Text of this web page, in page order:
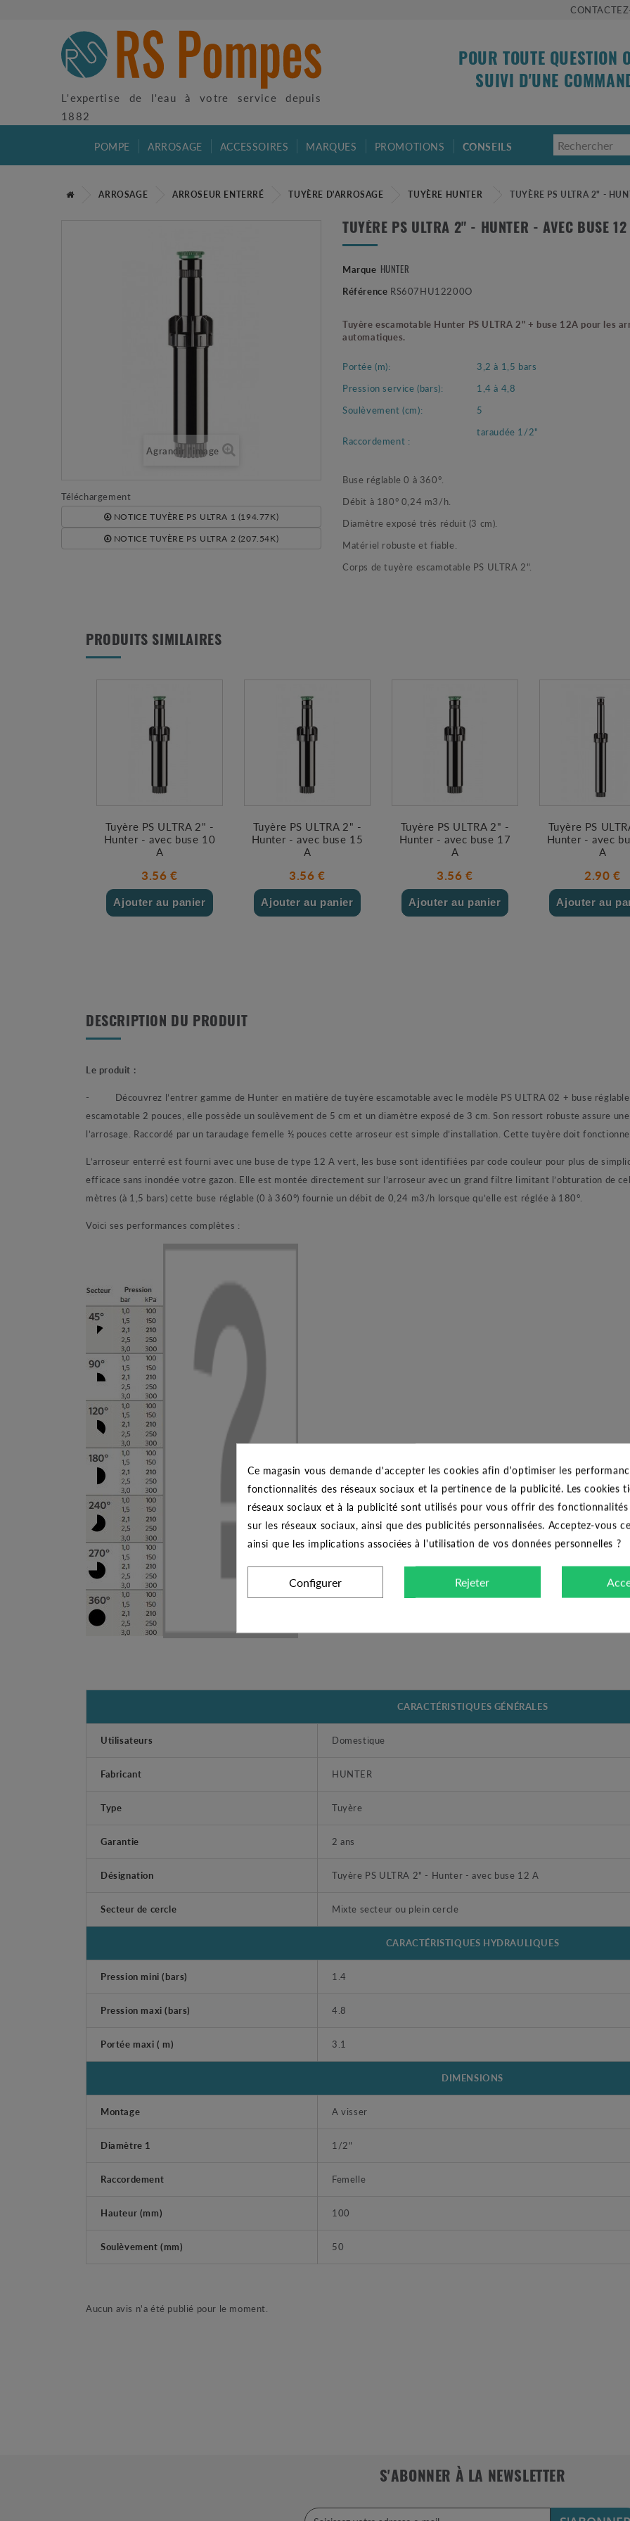
L'expertise de l'eau à votre service depuis
1882
POUR TOUTE QUESTION
SUIVI D'UNE
POMPE ARROSAGE ACCESSOIRES MARQUES PROMOTIONS CONSEILS
ARROSAGE ARROSEUR ENTERRÉ TUYÈRE D'ARROSAGE TUYÈRE HUNTER TUYÈRE PS ULTRA 2" -
Agrandir l'image
Téléchargement
NOTICE TUYÈRE PS ULTRA 1 (194.77K)
NOTICE TUYÈRE PS ULTRA 2 (207.54K)
TUYÈRE PS ULTRA 2" - HUNTER - AVEC BUSE 12
Marque HUNTER
Référence RS607HU12200O
Tuyère escamotable Hunter PS ULTRA 2" + buse 12A pour les
automatiques.
Portée (m):
3,2 à 1,5 bars
Pression service (bars):
1,4 à 4,8
Soulèvement (cm):
5
Raccordement :
taraudée 1/2"
Buse réglable 0 à 360°.
Débit à 180° 0,24 m3/h.
Diamètre exposé très réduit (3 cm).
Matériel robuste et fiable.
Corps de tuyère escamotable PS ULTRA 2".
PRODUITS SIMILAIRES
Tuyère PS ULTRA 2" -
Hunter - avec buse 10
A
3.56 €
Ajouter au panier
Tuyère PS ULTRA 2" -
Hunter - avec buse 15
A
3.56 €
Ajouter au panier
Tuyère PS ULTRA 2" -
Hunter - avec buse 17
A
3.56 €
Ajouter au panier
Tuyère PS
Hunter - avec
A
2.90 €
Ajouter au
DESCRIPTION DU PRODUIT
Le produit :
- Découvrez l’entrer gamme de Hunter en matière de tuyère escamotable avec le modèle PS ULTRA 02 + buse
escamotable 2 pouces, elle possède un soulèvement de 5 cm et un diamètre exposé de 3 cm. Son ressort robuste assure
l’arrosage. Raccordé par un taraudage femelle ½ pouces cette arroseur est simple d’installation. Cette tuyère doit
L’arroseur enterré est fourni avec une buse de type 12 A vert, les buse sont identifiées par code couleur pour plus de
efficace sans inondée votre gazon. Elle est montée directement sur l’arroseur avec un grand filtre limitant l’obturation de
mètres (à 1,5 bars) cette buse réglable (0 à 360°) fournie un débit de 0,24 m3/h lorsque qu’elle est réglée à 180°.
Voici ses performances complètes :
CARACTÉRISTIQUES GÉNÉRALES
Utilisateurs Domestique
Fabricant HUNTER
Type Tuyère
Garantie 2 ans
Désignation Tuyère PS ULTRA 2" - Hunter - avec buse 12 A
Secteur de cercle Mixte secteur ou plein cercle
CARACTÉRISTIQUES HYDRAULIQUES
Pression mini (bars) 1.4
Pression maxi (bars) 4.8
Portée maxi ( m) 3.1
DIMENSIONS
Montage A visser
Diamètre 1 1/2"
Raccordement Femelle
Hauteur (mm) 100
Soulèvement (mm) 50
Aucun avis n'a été publié pour le moment.
S'ABONNER À LA NEWSLETTER
Ce magasin vous demande d'accepter les cookies afin d'optimiser les
fonctionnalités des réseaux sociaux et la pertinence de la publicité. Les cookies
réseaux sociaux et à la publicité sont utilisés pour vous offrir des
sur les réseaux sociaux, ainsi que des publicités personnalisées. Acceptez-vous
ainsi que les implications associées à l'utilisation de vos données personnelles ?
Configurer Rejeter